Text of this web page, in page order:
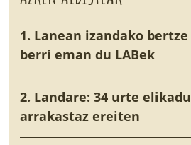
1. Lanean izandako
berri eman du LABek
2. Landare: 34 urte
arrakastaz ereiten